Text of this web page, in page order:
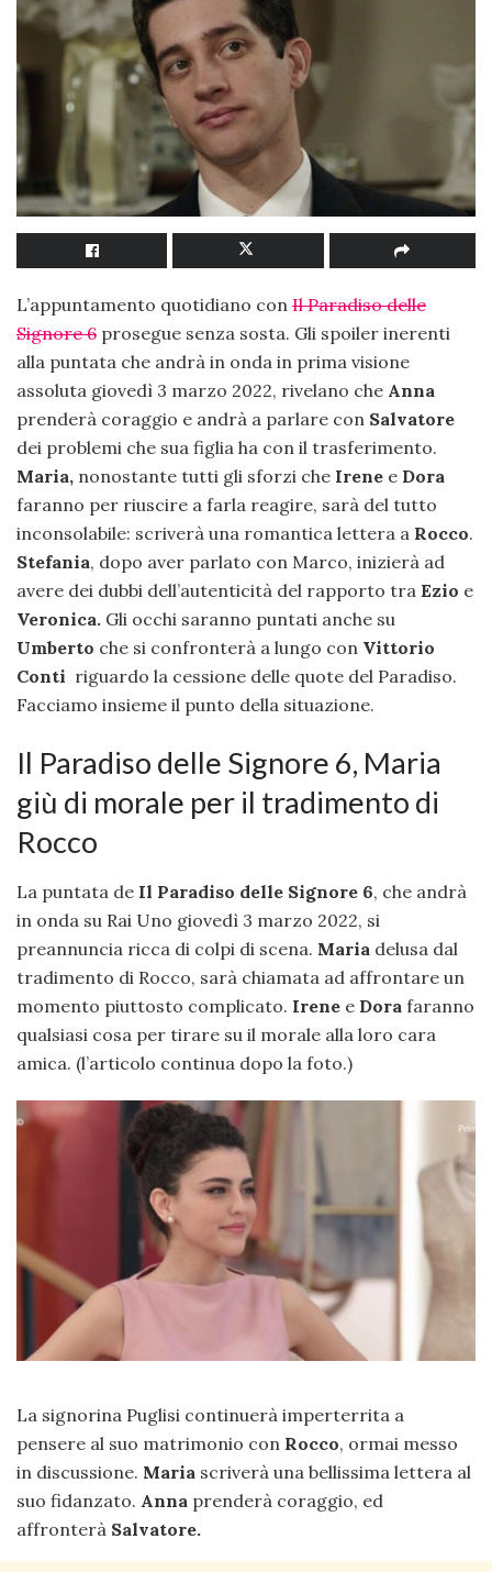
L’appuntamento quotidiano con Il Paradiso delle
Signore 6 prosegue senza sosta. Gli spoiler inerenti
alla puntata che andrà in onda in prima visione
assoluta giovedì 3 marzo 2022, rivelano che Anna
prenderà coraggio e andrà a parlare con Salvatore
dei problemi che sua figlia ha con il trasferimento.
Maria, nonostante tutti gli sforzi che Irene e Dora
faranno per riuscire a farla reagire, sarà del tutto
inconsolabile: scriverà una romantica lettera a Rocco.
Stefania, dopo aver parlato con Marco, inizierà ad
avere dei dubbi dell’autenticità del rapporto tra Ezio e
Veronica. Gli occhi saranno puntati anche su
Umberto che si confronterà a lungo con Vittorio
Conti riguardo la cessione delle quote del Paradiso.
Facciamo insieme il punto della situazione.
Il Paradiso delle Signore 6, Maria
giù di morale per il tradimento di
Rocco
La puntata de Il Paradiso delle Signore 6, che andrà
in onda su Rai Uno giovedì 3 marzo 2022, si
preannuncia ricca di colpi di scena. Maria delusa dal
tradimento di Rocco, sarà chiamata ad affrontare un
momento piuttosto complicato. Irene e Dora faranno
qualsiasi cosa per tirare su il morale alla loro cara
amica. (l’articolo continua dopo la foto.)
La signorina Puglisi continuerà imperterrita a
pensere al suo matrimonio con Rocco, ormai messo
in discussione. Maria scriverà una bellissima lettera al
suo fidanzato. Anna prenderà coraggio, ed
affronterà Salvatore.